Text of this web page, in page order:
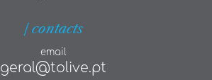
| contacts
email
geral@tolive.pt